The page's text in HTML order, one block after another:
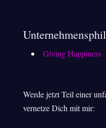
Giving Happiness
Werde jetzt Teil einer
vernetze Dich mit mir: